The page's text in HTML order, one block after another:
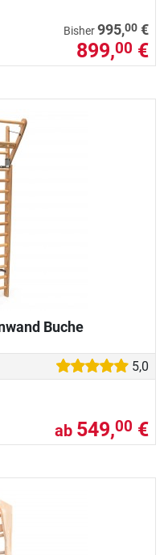
Bisher995,00 €
899,00 €
Buche
5,0
ab 549,00 €